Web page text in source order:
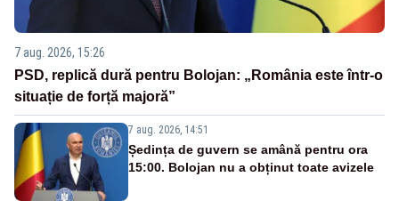
7 aug. 2026, 15:26
PSD, replică dură pentru Bolojan: „România este într-o
situație de forță majoră”
7 aug. 2026, 14:51
Ședința de guvern se amână pentru ora
15:00. Bolojan nu a obținut toate avizele